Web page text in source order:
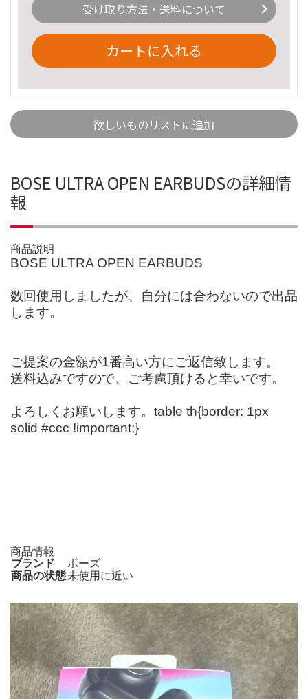
受け取り方法・送料について
カートに入れる
欲しいものリストに追加
BOSE ULTRA OPEN EARBUDSの詳細情
報
商品説明
BOSE ULTRA OPEN EARBUDS
数回使用しましたが、自分には合わないので出品
します。
ご提案の金額が1番高い方にご返信致します。
送料込みですので、ご考慮頂けると幸いです。
よろしくお願いします。table th{border: 1px
solid #ccc !important;}
商品情報
ブランド
ボーズ
商品の状態未使用に近い